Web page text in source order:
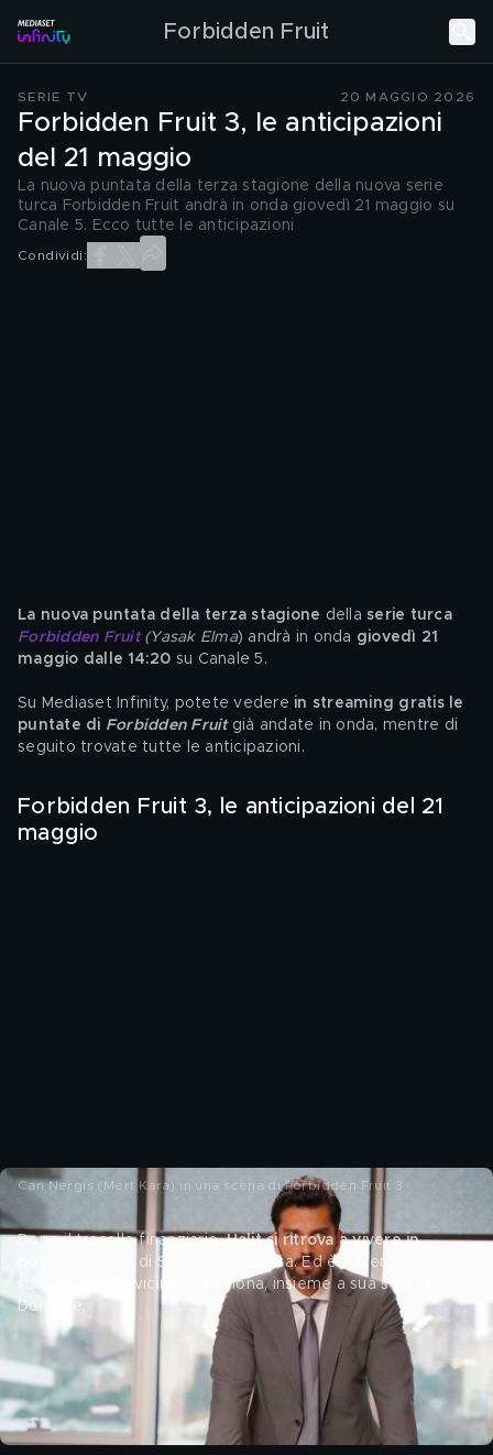
Forbidden Fruit
SERIE TV 20 MAGGIO 2026
Forbidden Fruit 3, le anticipazioni
del 21 maggio
La nuova puntata della terza stagione della nuova serie
turca Forbidden Fruit andrà in onda giovedì 21 maggio su
Canale 5. Ecco tutte le anticipazioni
Condividi:
La nuova puntata della terza stagione della serie turca
Forbidden Fruit (Yasak Elma) andrà in onda giovedì 21
maggio dalle 14:20 su Canale 5.
Su Mediaset Infinity, potete vedere in streaming gratis le
puntate di Forbidden Fruit già andate in onda, mentre di
seguito trovate tutte le anticipazioni.
Forbidden Fruit 3, le anticipazioni del 21
maggio
Can Nergis (Mert Kara) in una scena di Forbidden Fruit 3
Dopo il tracollo finanziario, Halit si ritrova a vivere in
a casa di Sitki, il suo autista. Ed è qui entra in
scena Döne, la vicina impicciona, insieme a sua sorella
Dürdane.